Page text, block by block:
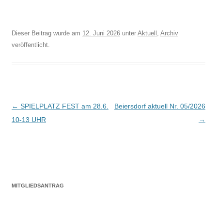
Dieser Beitrag wurde am 12. Juni 2026 unter Aktuell , Archiv
veröffentlicht.
Beitragsnavigation
← SPIELPLATZ FEST am 28.6.
10-13 UHR
Beiersdorf aktuell Nr. 05/2026
→
MITGLIEDSANTRAG